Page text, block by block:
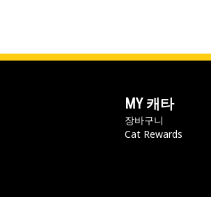
MY 캐타
장바구니
Cat Rewards